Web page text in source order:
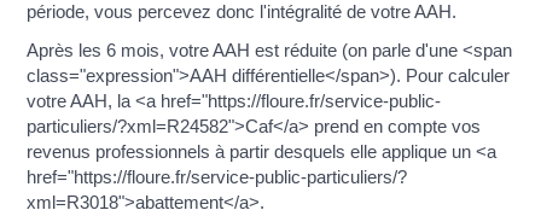
période, vous percevez donc l'intégralité de votre AAH.
Après les 6 mois, votre AAH est réduite (on parle d'une <span
class="expression">AAH différentielle</span>). Pour calculer
votre AAH, la <a href="https://floure.fr/service-public-
particuliers/?xml=R24582">Caf</a> prend en compte vos
revenus professionnels à partir desquels elle applique un <a
href="https://floure.fr/service-public-particuliers/?
xml=R3018">abattement</a>.